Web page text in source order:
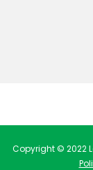
Copyright © 2022